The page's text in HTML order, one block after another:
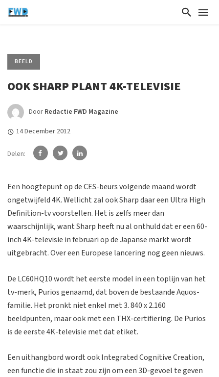
BEELD
OOK SHARP PLANT 4K-TELEVISIE
Door Redactie FWD Magazine
14 December 2012
Delen:
Een hoogtepunt op de CES-beurs volgende maand wordt
ongetwijfeld 4K. Wellicht zal ook Sharp daar een Ultra High
Definition-tv voorstellen. Het is zelfs meer dan
waarschijnlijk, want Sharp heeft nu al onthuld dat er een 60-
inch 4K-televisie in februari op de Japanse markt wordt
uitgebracht. Over een Europese lancering nog geen nieuws.
De LC60HQ10 wordt het eerste model in een toplijn van het
tv-merk, Purios genaamd, dat boven de bestaande Aquos-
familie. Het pronkt niet enkel met 3. 840 x 2.160
beeldpunten, maar ook met een THX-certifiëring. De Purios
is de eerste 4K-televisie met dat etiket.
Een uithangbord wordt ook Integrated Cognitive Creation,
een functie die in staat zou zijn om een 3D-gevoel te geven